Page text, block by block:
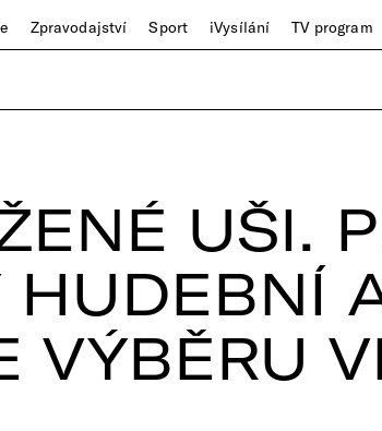
Zpravodajství Sport iVysílání TV program
UŠI.
VÝBĚRU